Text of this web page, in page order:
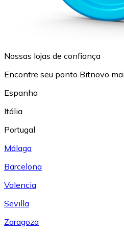
Nossas lojas de confiança
Encontre seu ponto Bitnovo
Espanha
Itália
Portugal
Málaga
Barcelona
Valencia
Sevilla
Zaragoza